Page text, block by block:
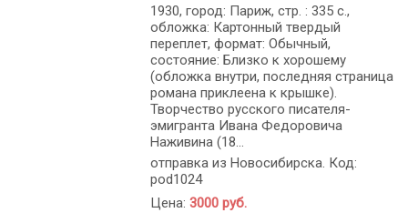
1930, город: Париж, стр. : 335 с.,
обложка: Картонный твердый
переплет, формат: Обычный,
состояние: Близко к хорошему
(обложка внутри, последняя страница
романа приклеена к крышке).
Творчество русского писателя-
эмигранта Ивана Федоровича
Наживина (18...
отправка из Новосибирска. Код:
pod1024
Цена: 3000 руб.